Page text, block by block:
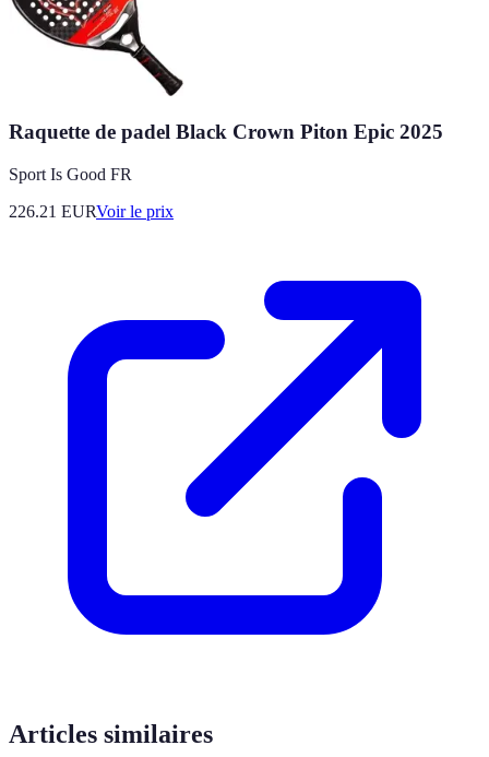
Raquette de padel Black Crown Piton Epic 2025
Sport Is Good FR
226.21 EURVoir le prix
Articles similaires